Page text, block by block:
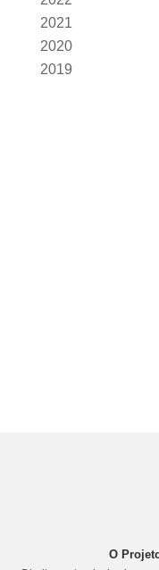
2021
2020
2019
O